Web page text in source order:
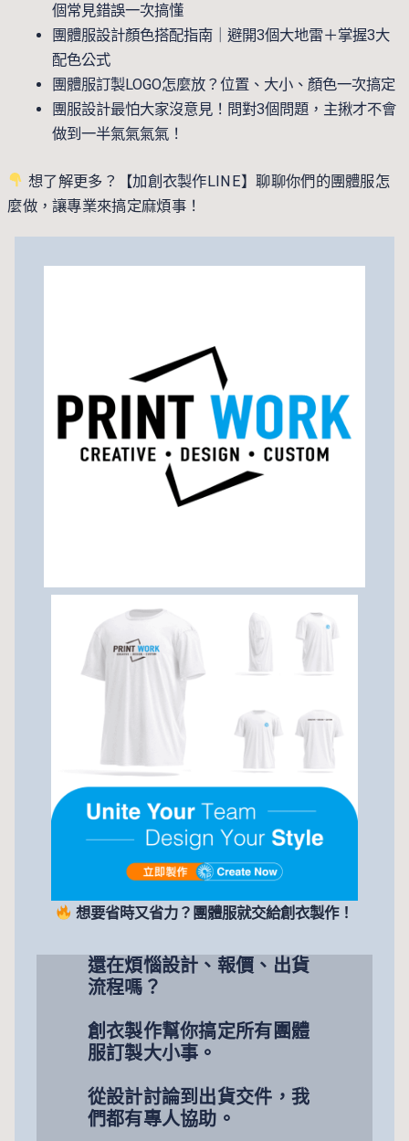
個常見錯誤一次搞懂
團體服設計顏色搭配指南｜避開3個大地雷＋掌握3大
配色公式
團體服訂製LOGO怎麼放？位置、大小、顏色一次搞定
團服設計最怕大家沒意見！問對3個問題，主揪才不會
做到一半氣氣氣氣！
想了解更多？【加創衣製作LINE】聊聊你們的團體服怎
麼做，讓專業來搞定麻煩事！
想要省時又省力？團體服就交給創衣製作！
還在煩惱設計、報價、出貨
流程嗎？
創衣製作幫你搞定所有團體
服訂製大小事。
從設計討論到出貨交件，我
們都有專人協助。